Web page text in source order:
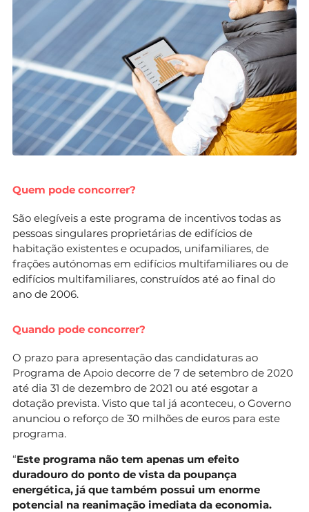
Quem pode concorrer?
São elegíveis a este programa de incentivos todas as
pessoas singulares proprietárias de edifícios de
habitação existentes e ocupados, unifamiliares, de
frações autónomas em edifícios multifamiliares ou de
edifícios multifamiliares, construídos até ao final do
ano de 2006.
Quando pode concorrer?
O prazo para apresentação das candidaturas ao
Programa de Apoio decorre de 7 de setembro de 2020
até dia 31 de dezembro de 2021 ou até esgotar a
dotação prevista. Visto que tal já aconteceu, o Governo
anunciou o reforço de 30 milhões de euros para este
programa.
“Este programa não tem apenas um efeito
duradouro do ponto de vista da poupança
energética, já que também possui um enorme
potencial na reanimação imediata da economia.